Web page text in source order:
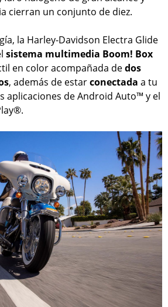
cierran un conjunto de diez.
la Harley-Davidson Electra Glide
sistema multimedia Boom! Box
en color acompañada dedos
, además de estarconectada a tu
aplicaciones de Android Auto™ y el